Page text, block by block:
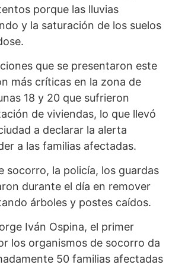
porque las lluvias
y la saturación de los suelos
que se presentaron este
más críticas en la zona de
18 y 20 que sufrieron
de viviendas, lo que llevó
a declarar la alerta
a las familias afectadas.
socorro, la policía, los guardas
durante el día en remover
árboles y postes caídos.
Iván Ospina, el primer
los organismos de socorro da
50 familias afectadas